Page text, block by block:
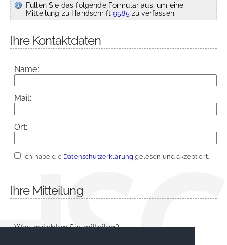
Füllen Sie das folgende Formular aus, um eine
Mitteilung zu Handschrift9585 zu verfassen.
Ihre Kontaktdaten
Name:
Mail:
Ort:
Ich habe die Datenschutzerklärung gelesen und akzeptiert.
Ihre Mitteilung
Was möchten Sie mitteilen?